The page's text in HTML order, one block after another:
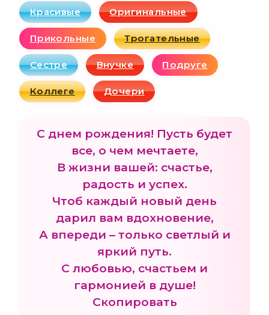
Красивые Оригинальные
Прикольные Трогательные
Сестре Внучке Подруге
Коллеге Дочери
С днем рождения! Пусть будет
все, о чем мечтаете,
В жизни вашей: счастье,
радость и успех.
Чтоб каждый новый день
дарил вам вдохновение,
А впереди – только светлый и
яркий путь.
С любовью, счастьем и
гармонией в душе!
Скопировать